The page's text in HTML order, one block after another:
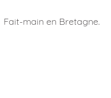
Fait-main en Bretagne.